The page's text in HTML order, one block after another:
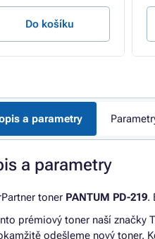
Do košíku
a parametry
a parametry
toner PANTUM PD-219.
prémiový toner naší značky
odešleme nový toner.